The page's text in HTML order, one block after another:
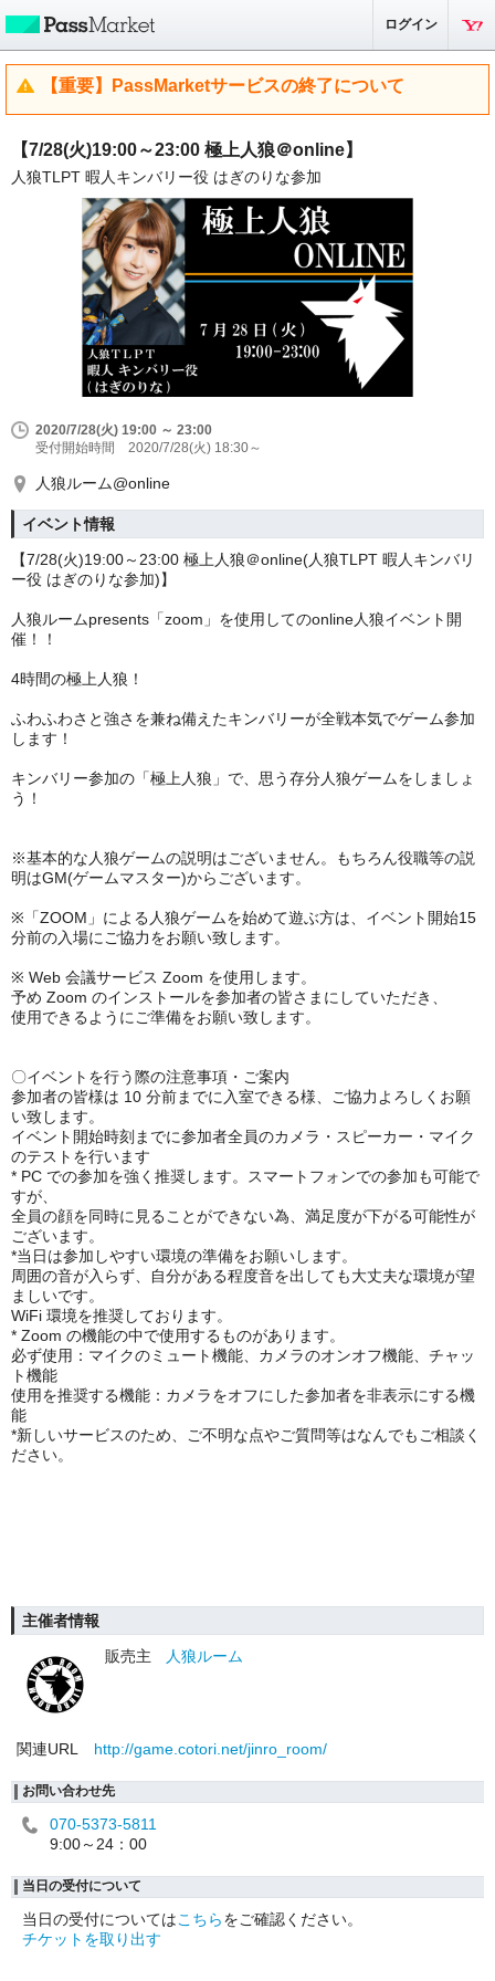
ログイン
【重要】PassMarketサービスの終了について
【7/28(火)19:00～23:00 極上人狼＠online】
人狼TLPT 暇人キンバリー役 はぎのりな参加
2020/7/28(火) 19:00 ～ 23:00
受付開始時間 2020/7/28(火) 18:30～
人狼ルーム@online
イベント情報
【7/28(火)19:00～23:00 極上人狼＠online(人狼TLPT 暇人キンバリ
ー役 はぎのりな参加)】
人狼ルームpresents「zoom」を使用してのonline人狼イベント開
催！！
4時間の極上人狼！
ふわふわさと強さを兼ね備えたキンバリーが全戦本気でゲーム参加
します！
キンバリー参加の「極上人狼」で、思う存分人狼ゲームをしましょ
う！
※基本的な人狼ゲームの説明はございません。もちろん役職等の説
明はGM(ゲームマスター)からございます。
※「ZOOM」による人狼ゲームを始めて遊ぶ方は、イベント開始15
分前の入場にご協力をお願い致します。
※ Web 会議サービス Zoom を使用します。
予め Zoom のインストールを参加者の皆さまにしていただき、
使用できるようにご準備をお願い致します。
〇イベントを行う際の注意事項・ご案内
参加者の皆様は 10 分前までに入室できる様、ご協力よろしくお願
い致します。
イベント開始時刻までに参加者全員のカメラ・スピーカー・マイク
のテストを行います
* PC での参加を強く推奨します。スマートフォンでの参加も可能で
すが、
全員の顔を同時に見ることができない為、満足度が下がる可能性が
ございます。
*当日は参加しやすい環境の準備をお願いします。
周囲の音が入らず、自分がある程度音を出しても大丈夫な環境が望
ましいです。
WiFi 環境を推奨しております。
* Zoom の機能の中で使用するものがあります。
必ず使用：マイクのミュート機能、カメラのオンオフ機能、チャッ
ト機能
使用を推奨する機能：カメラをオフにした参加者を非表示にする機
能
*新しいサービスのため、ご不明な点やご質問等はなんでもご相談く
ださい。
主催者情報
販売主
人狼ルーム
関連URL http://game.cotori.net/jinro_room/
お問い合わせ先
070-5373-5811
9:00～24：00
当日の受付について
当日の受付についてはこちらをご確認ください。
チケットを取り出す